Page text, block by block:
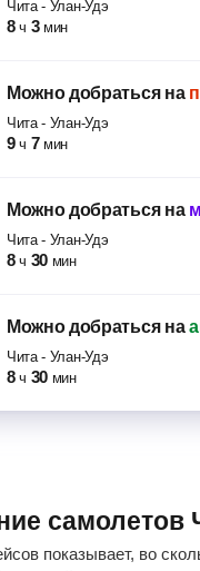
Чита- Улан-Удэ
8 ч 3 мин
Можно добратьсяна
Чита- Улан-Удэ
9 ч 7 мин
Можно добратьсяна
Чита- Улан-Удэ
8 ч 30 мин
Можно добратьсяна
Чита- Улан-Удэ
8 ч 30 мин
самолетов
показывает, во